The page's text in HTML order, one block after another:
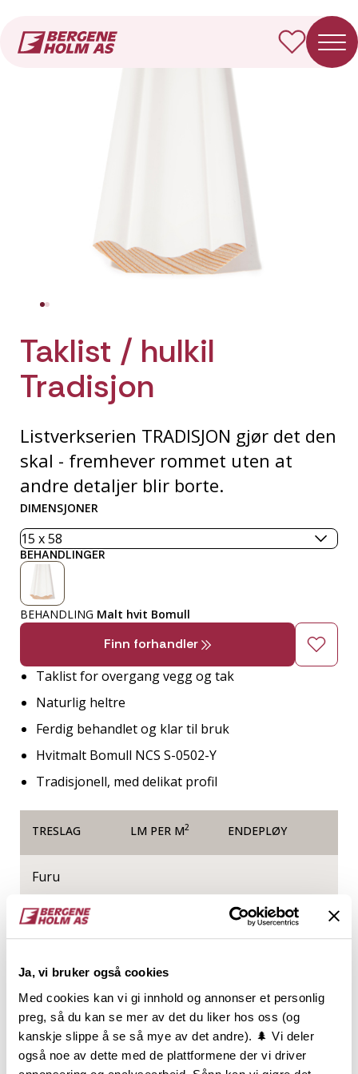
Ja, vi bruker også cookies
Med cookies kan vi gi innhold og annonser et personlig
preg, så du kan se mer av det du liker hos oss (og
kanskje slippe å se så mye av det andre). 🌲 Vi deler
også noe av dette med de plattformene der vi driver
Taklist / hulkil
Tradisjon
Listverkserien TRADISJON gjør det den
skal - fremhever rommet uten at
andre detaljer blir borte.
DIMENSJONER
BEHANDLINGER
BEHANDLING Malt hvit Bomull
Finn forhandler
Taklist for overgang vegg og tak
Naturlig heltre
Ferdig behandlet og klar til bruk
Hvitmalt Bomull NCS S-0502-Y
Tradisjonell, med delikat profil
TRESLAG LM PER M2 ENDEPLØY
Furu
NOBB
60767464
Produktinformasjon
Den svakt bølgende profilen til listverksserien